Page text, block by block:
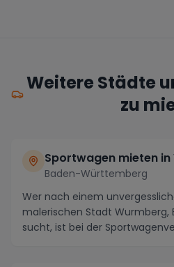
Weitere Städte
zu
Sportwagen mieten
Baden-Württemberg
Wer nach einem
malerischen Stadt
sucht, ist bei der